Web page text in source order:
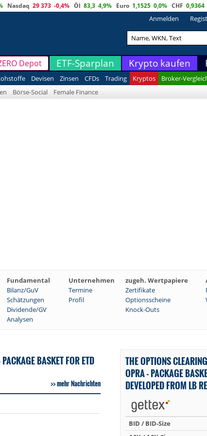
Nasdaq 29 373 -0,4% Öl 83,3 4,9% Euro 1,1525 0,0% CHF 0,9364
Anmelden
Depot ETF-Sparplan Krypto kaufen
Devisen Zinsen CFDs Trading Kryptos
Broker-
Börse-Social Female Finance
Fundamental Unternehmen zugeh. Wertpapiere
Bilanz/GuV Termine Zertifikate
Schätzungen Profil Optionsscheine
Dividende/GV
Knock-Outs
Analysen
BASKET FOR ETD
mehr Nachrichten
THE OPTIONS
OPRA - PACKAGE
DEVELOPED FROM LB
BID / BID-Size